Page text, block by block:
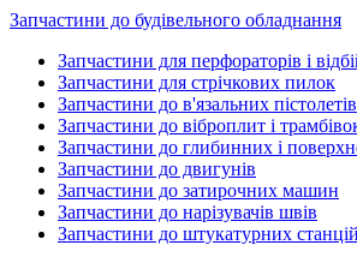
Запчастини до будівельного обладнання
Запчастини для перфораторів і
Запчастини для стрічкових пилок
Запчастини до в'язальних пістолетів
Запчастини до віброплит і
Запчастини до глибинних і
Запчастини до двигунів
Запчастини до затирочних машин
Запчастини до нарізувачів швів
Запчастини до штукатурних